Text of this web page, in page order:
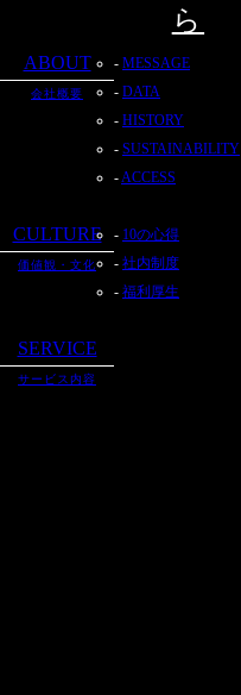
ら
ABOUT
会社概要
MESSAGE
DATA
HISTORY
SUSTAINABILITY
ACCESS
CULTURE
価値観・文化
10の心得
社内制度
福利厚生
SERVICE
サービス内容